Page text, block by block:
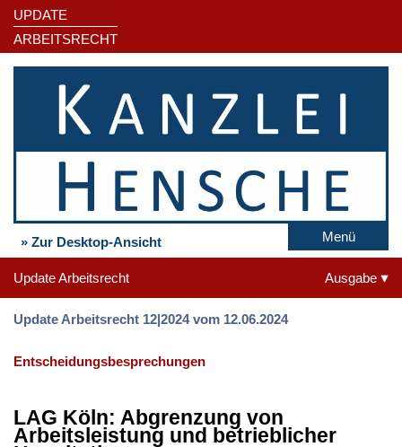
UPDATE
ARBEITSRECHT
» Zur Desktop-Ansicht Menü
Update Arbeitsrecht Ausgabe
Update Arbeitsrecht 12|2024 vom 12.06.2024
Entscheidungsbesprechungen
LAG Köln: Abgrenzung von
Arbeitsleistung und betrieblicher